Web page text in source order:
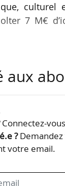
culturel
7 M€
centaine
afin
aux
Connectez-
?
votre email.